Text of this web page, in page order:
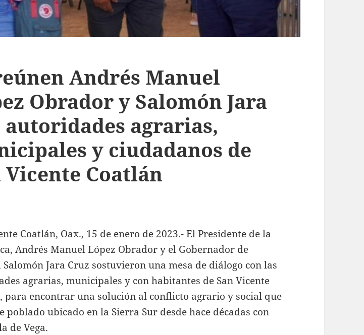
Andrés Manuel
Obrador y Salomón Jara
autoridades agrarias,
y ciudadanos de
Vicente Coatlán
Coatlán, Oax., 15 de enero de 2023.- El Presidente de la
Andrés Manuel López Obrador y el Gobernador de
Salomón Jara Cruz sostuvieron una mesa de diálogo con las
agrarias, municipales y con habitantes de San Vicente
para encontrar una solución al conflicto agrario y social que
poblado ubicado en la Sierra Sur desde hace décadas con
de Vega.